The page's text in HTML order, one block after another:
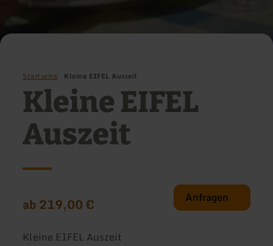
Startseite Kleine EIFEL Auszeit
Kleine EIFEL
Auszeit
ab 219,00 € Anfragen
Kleine EIFEL Auszeit